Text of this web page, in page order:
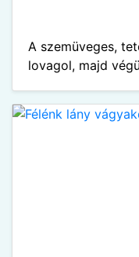
A szemüveges,
lovagol, majd